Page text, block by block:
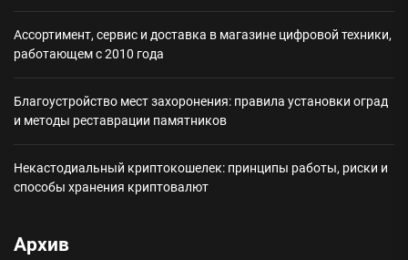
Ассортимент, сервис и доставка в магазине цифровой техники,
работающем с 2010 года
Благоустройство мест захоронения: правила установки оград
и методы реставрации памятников
Некастодиальный криптокошелек: принципы работы, риски и
способы хранения криптовалют
Архив